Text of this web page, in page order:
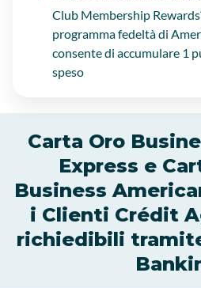
Club Membership Rewards
programma fedeltà di
consente di accumulare 1
speso
Carta Oro
Express e
Business
i Clienti Crédit
richiedibili